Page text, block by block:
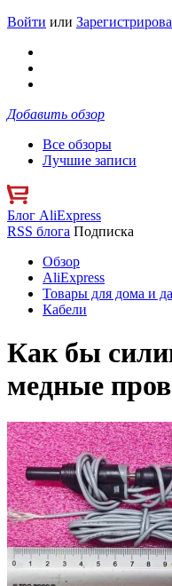
Войти или
Добавить обзор
Все обзоры
Лучшие записи
Блог AliExpress
RSS блога Подписка
Обзор
AliExpress
Товары для дома и
Кабели
Как бы
медные